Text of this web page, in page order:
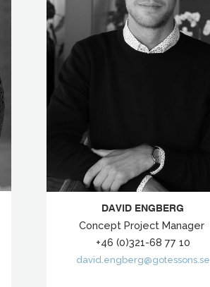
DAVID ENGBERG
Concept Project Manager
+46 (0)321-68 77 10
david.engberg@gotessons.se